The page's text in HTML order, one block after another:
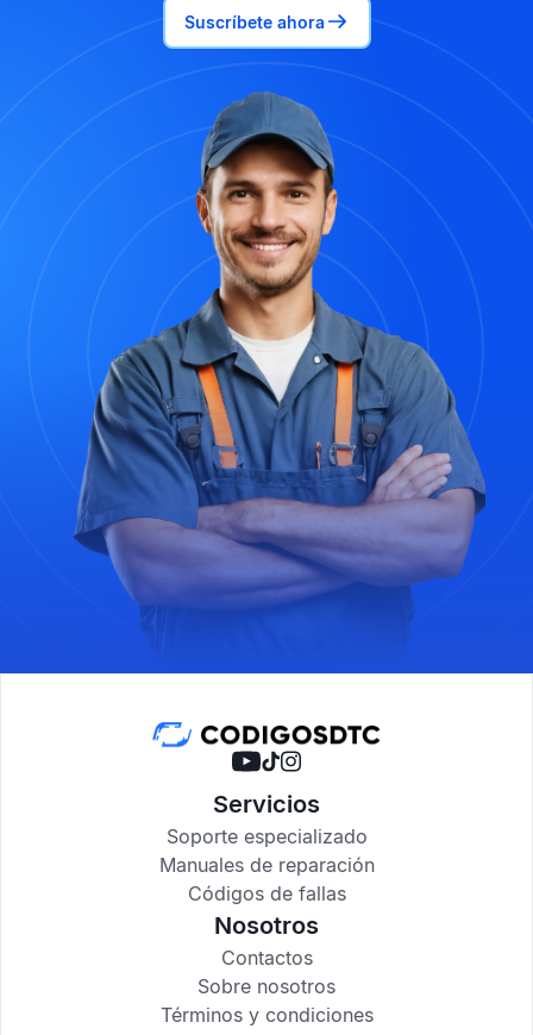
Suscríbete ahora
Servicios
Soporte especializado
Manuales de reparación
Códigos de fallas
Nosotros
Contactos
Sobre nosotros
Términos y condiciones